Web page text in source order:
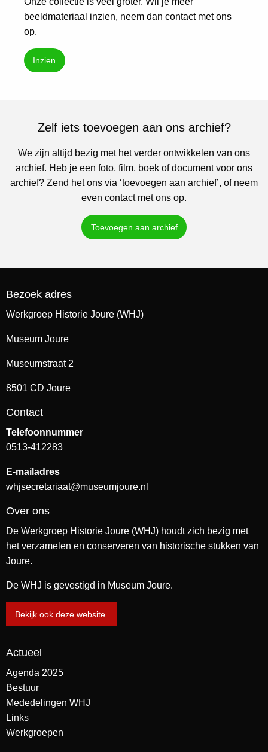
beeldmateriaal inzien, neem dan contact met ons
op.
Inzien
Zelf iets toevoegen aan ons archief?
We zijn altijd bezig met het verder ontwikkelen van ons
archief. Heb je een foto, film, boek of document voor ons
archief? Zend het ons via ‘toevoegen aan archief’, of neem
even contact met ons op.
Toevoegen aan archief
Bezoek adres
Werkgroep Historie Joure (WHJ)
Museum Joure
Museumstraat 2
8501 CD Joure
Contact
Telefoonnummer
0513-412283
E-mailadres
whjsecretariaat@museumjoure.nl
Over ons
De Werkgroep Historie Joure (WHJ) houdt zich bezig met
het verzamelen en conserveren van historische stukken van
Joure.
De WHJ is gevestigd in Museum Joure.
Bekijk ook deze website.
Actueel
Agenda 2025
Bestuur
Mededelingen WHJ
Links
Werkgroepen